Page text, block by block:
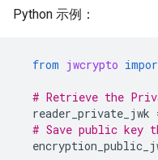
Python 示例：
from jwcrypto
# Retrieve the
reader_private_jwk
# Save public key